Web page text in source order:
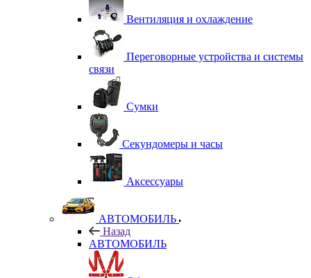
Вентиляция и охлаждение
Переговорные устройства и системы
связи
Сумки
Секундомеры и часы
Аксессуары
АВТОМОБИЛЬ
Назад
АВТОМОБИЛЬ